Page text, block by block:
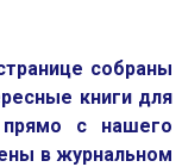
собраны
книги для
с нашего
в журнальном